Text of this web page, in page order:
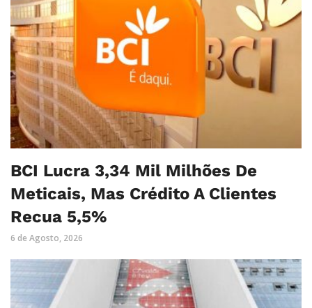
BCI Lucra 3,34 Mil Milhões De
Meticais, Mas Crédito A Clientes
Recua 5,5%
6 de Agosto, 2026